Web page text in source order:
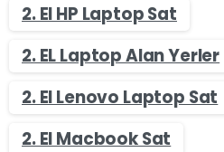
2. El HP Laptop Sat
2. EL Laptop Alan Yerler
2. El Lenovo Laptop Sat
2. El Macbook Sat